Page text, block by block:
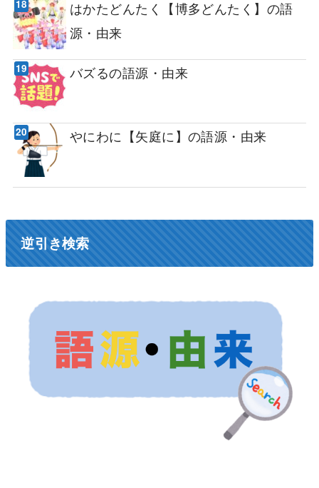
はかたどんたく【博多どんたく】の語
源・由来
バズるの語源・由来
やにわに【矢庭に】の語源・由来
逆引き検索